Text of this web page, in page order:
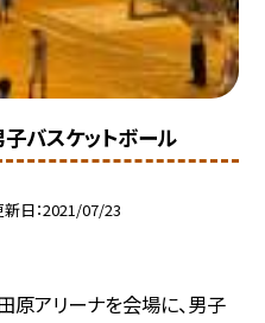
バスケットボール
新日 2021/07/23
田原アリーナを会場に、男子